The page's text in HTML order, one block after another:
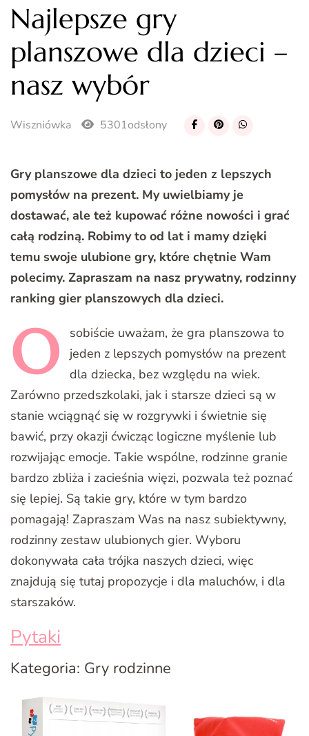
Najlepsze gry
planszowe dla dzieci –
nasz wybór
Wiszniówka 5301odsłony
Gry planszowe dla dzieci to jeden z lepszych
pomysłów na prezent. My uwielbiamy je
dostawać, ale też kupować różne nowości i grać
całą rodziną. Robimy to od lat i mamy dzięki
temu swoje ulubione gry, które chętnie Wam
polecimy. Zapraszam na nasz prywatny, rodzinny
ranking gier planszowych dla dzieci.
O sobiście uważam, że gra planszowa to
jeden z lepszych pomysłów na prezent
dla dziecka, bez względu na wiek.
Zarówno przedszkolaki, jak i starsze dzieci są w
stanie wciągnąć się w rozgrywki i świetnie się
bawić, przy okazji ćwicząc logiczne myślenie lub
rozwijając emocje. Takie wspólne, rodzinne granie
bardzo zbliża i zacieśnia więzi, pozwala też poznać
się lepiej. Są takie gry, które w tym bardzo
pomagają! Zapraszam Was na nasz subiektywny,
rodzinny zestaw ulubionych gier. Wyboru
dokonywała cała trójka naszych dzieci, więc
znajdują się tutaj propozycje i dla maluchów, i dla
starszaków.
Pytaki
Kategoria: Gry rodzinne